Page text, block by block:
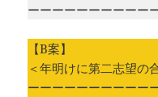
ーーーーーーーーーー
【B案】
＜年明けに第二志望の
ーーーーーーーーーー